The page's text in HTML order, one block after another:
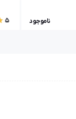
ناموجود 5